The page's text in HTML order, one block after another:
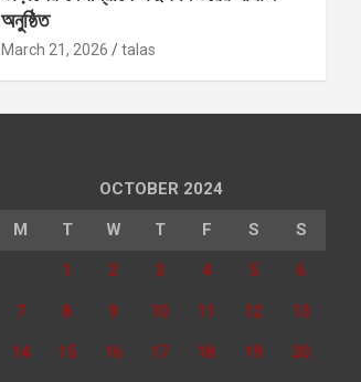
অনুষ্ঠিত
March 21, 2026 talas
OCTOBER 2024
M T W T F S S
1 2 3 4 5 6
7 8 9 10 11 12 13
14 15 16 17 18 19 20